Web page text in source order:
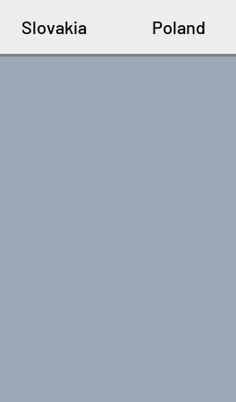
Slovakia Poland